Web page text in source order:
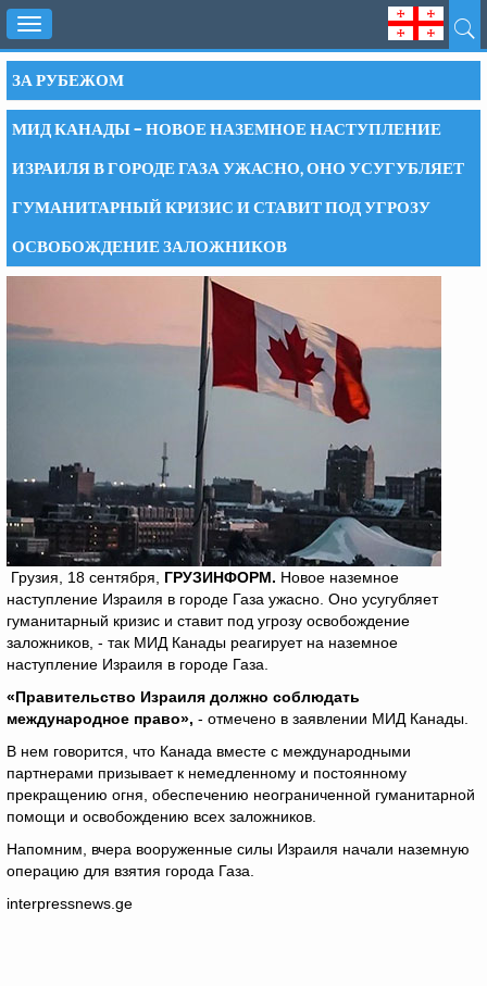
Toggle
navigation
ЗА РУБЕЖОМ
МИД КАНАДЫ – НОВОЕ НАЗЕМНОЕ НАСТУПЛЕНИЕ
ИЗРАИЛЯ В ГОРОДЕ ГАЗА УЖАСНО, ОНО УСУГУБЛЯЕТ
ГУМАНИТАРНЫЙ КРИЗИС И СТАВИТ ПОД УГРОЗУ
ОСВОБОЖДЕНИЕ ЗАЛОЖНИКОВ
Грузия, 18 сентября, ГРУЗИНФОРМ. Новое наземное
наступление Израиля в городе Газа ужасно. Оно усугубляет
гуманитарный кризис и ставит под угрозу освобождение
заложников, - так МИД Канады реагирует на наземное
наступление Израиля в городе Газа.
«Правительство Израиля должно соблюдать
международное право», - отмечено в заявлении МИД Канады.
В нем говорится, что Канада вместе с международными
партнерами призывает к немедленному и постоянному
прекращению огня, обеспечению неограниченной гуманитарной
помощи и освобождению всех заложников.
Напомним, вчера вооруженные силы Израиля начали наземную
операцию для взятия города Газа.
interpressnews.ge